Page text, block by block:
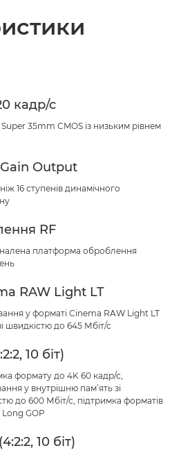
кадр/с
35mm CMOS із низьким рівнем
Output
16 ступенів динамічного
RF
платформа оброблення
RAW Light LT
у форматі Cinema RAW Light LT
швидкістю до 645 Мбіт/с
10 біт)
формату до 4K 60 кадр/с,
у внутрішню пам’ять зі
до 600 Мбіт/с, підтримка форматів
Long GOP
10 біт)